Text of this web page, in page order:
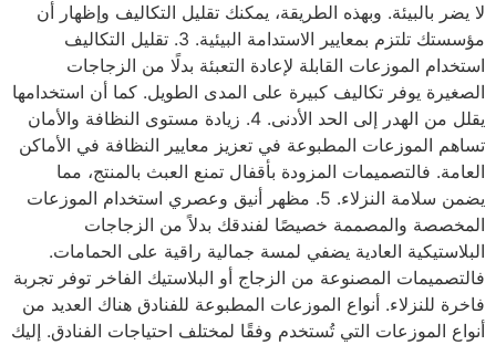
لا يضر بالبيئة. وبهذه الطريقة، يمكنك تقليل التكاليف وإظهار أن
مؤسستك تلتزم بمعايير الاستدامة البيئية. 3. تقليل التكاليف
استخدام الموزعات القابلة لإعادة التعبئة بدلًا من الزجاجات
الصغيرة يوفر تكاليف كبيرة على المدى الطويل. كما أن استخدامها
يقلل من الهدر إلى الحد الأدنى. 4. زيادة مستوى النظافة والأمان
تساهم الموزعات المطبوعة في تعزيز معايير النظافة في الأماكن
العامة. فالتصميمات المزودة بأقفال تمنع العبث بالمنتج، مما
يضمن سلامة النزلاء. 5. مظهر أنيق وعصري استخدام الموزعات
المخصصة والمصممة خصيصًا لفندقك بدلاً من الزجاجات
البلاستيكية العادية يضفي لمسة جمالية راقية على الحمامات.
فالتصميمات المصنوعة من الزجاج أو البلاستيك الفاخر توفر تجربة
فاخرة للنزلاء. أنواع الموزعات المطبوعة للفنادق هناك العديد من
أنواع الموزعات التي تُستخدم وفقًا لمختلف احتياجات الفنادق. إليك